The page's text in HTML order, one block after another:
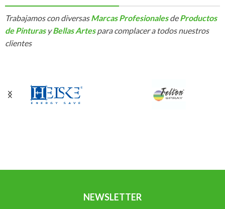
Trabajamos con diversasMarcas Profesionales deProductos
de Pinturas yBellas Artespara complacer a todos nuestros
clientes
NEWSLETTER